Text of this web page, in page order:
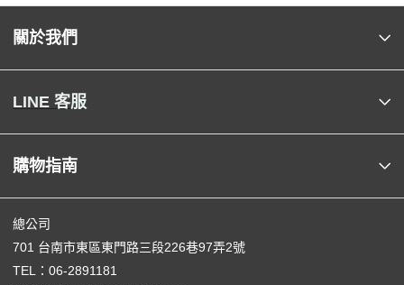
關於我們
LINE 客服
購物指南
總公司
701 台南市東區東門路三段226巷97弄2號
TEL： 06-2891181